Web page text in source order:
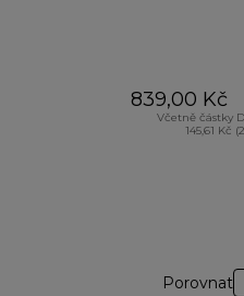
839,00 Kč
Včetně částky
145,61 Kč
Porovnat